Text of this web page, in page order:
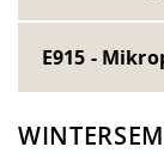
E915 -